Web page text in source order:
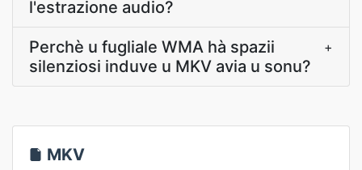
l'estrazione audio?
Perchè u fugliale WMA hà spazii
silenziosi induve u MKV avia u sonu?
+
MKV